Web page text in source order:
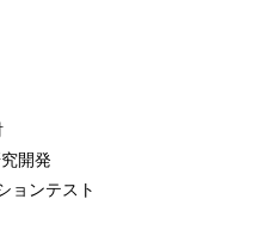
開発
ョンテスト